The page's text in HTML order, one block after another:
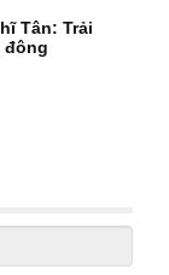
Tân: Trải
đông